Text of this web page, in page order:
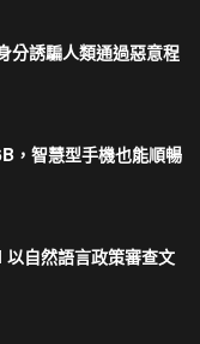
誘騙人類通過惡意程
，智慧型手機也能順暢
自然語言政策審查文